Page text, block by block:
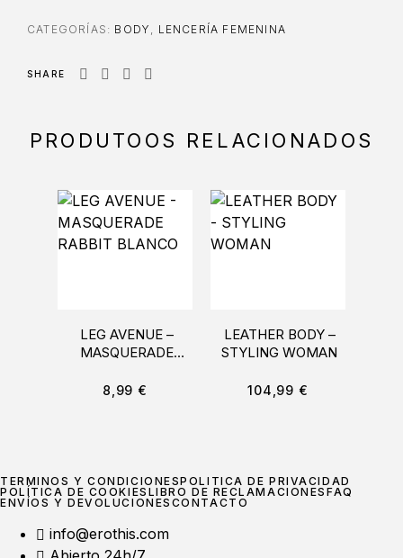
CATEGORÍAS: BODY LENCERÍA FEMENINA
SHARE
PRODUTOOS RELACIONADOS
LEG AVENUE –
MASQUERADE
8,99 €
LEATHER BODY –
STYLING WOMAN
104,99 €
TÉRMINOS Y CONDICIONESPOLÍTICA DE PRIVACIDAD
POLÍTICA DE COOKIES LIBRO DE RECLAMACIONES FAQ
ENVÍOS Y DEVOLUCIONES CONTACTO
info@erothis.com